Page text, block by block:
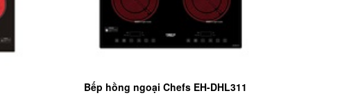
Bếp hồng ngoại Chefs EH-DHL311